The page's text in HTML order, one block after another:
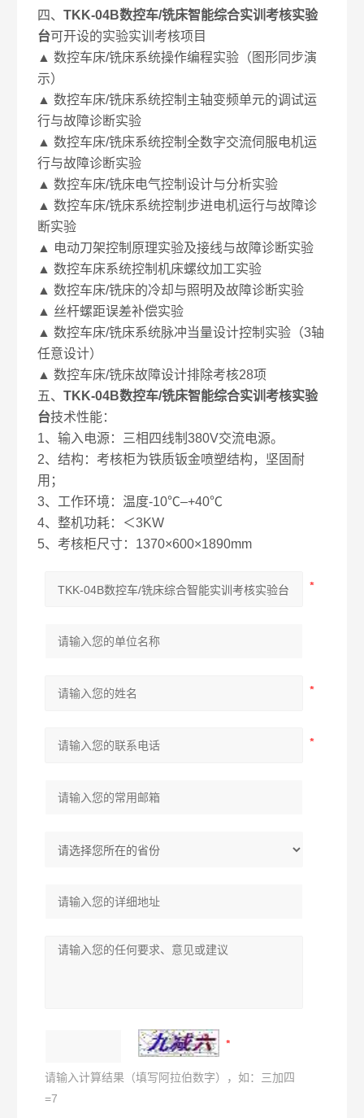
四、TKK-04B数控车/铣床智能综合实训考核实验
台可开设的实验实训考核项目
▲ 数控车床/铣床系统操作编程实验（图形同步演
示）
▲ 数控车床/铣床系统控制主轴变频单元的调试运
行与故障诊断实验
▲ 数控车床/铣床系统控制全数字交流伺服电机运
行与故障诊断实验
▲ 数控车床/铣床电气控制设计与分析实验
▲ 数控车床/铣床系统控制步进电机运行与故障诊
断实验
▲ 电动刀架控制原理实验及接线与故障诊断实验
▲ 数控车床系统控制机床螺纹加工实验
▲ 数控车床/铣床的冷却与照明及故障诊断实验
▲ 丝杆螺距误差补偿实验
▲ 数控车床/铣床系统脉冲当量设计控制实验（3轴
任意设计）
▲ 数控车床/铣床故障设计排除考核28项
五、TKK-04B数控车/铣床智能综合实训考核实验
台技术性能：
1、输入电源：三相四线制380V交流电源。
2、结构：考核柜为铁质钣金喷塑结构，坚固耐
用；
3、工作环境：温度-10℃–+40℃
4、整机功耗：＜3KW
5、考核柜尺寸：1370×600×1890mm
请输入计算结果（填写阿拉伯数字），如：三加四
=7